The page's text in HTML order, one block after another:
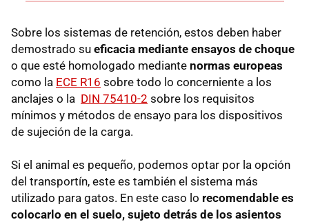
Sobre los sistemas de retención, estos deben haber
demostrado su eficacia mediante ensayos de choque
o que esté homologado mediante normas europeas
como la ECE R16 sobre todo lo concerniente a los
anclajes o la DIN 75410-2 sobre los requisitos
mínimos y métodos de ensayo para los dispositivos
de sujeción de la carga.
Si el animal es pequeño, podemos optar por la opción
del transportín, este es también el sistema más
utilizado para gatos. En este caso lo recomendable es
colocarlo en el suelo, sujeto detrás de los asientos